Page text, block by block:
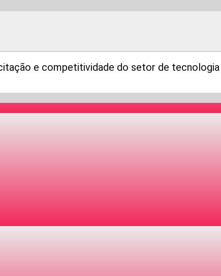
e competitividade do setor de